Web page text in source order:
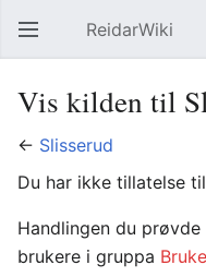
Åpne hovedmenyen ReidarWiki
Vis kilden til
← Slisserud
Du har ikke tillatelse
Handlingen du
brukere i gruppa